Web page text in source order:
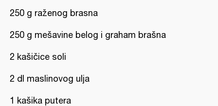
250 g raženog brasna
250 g mešavine belog i graham brašna
2 kašičice soli
2 dl maslinovog ulja
1 kašika putera